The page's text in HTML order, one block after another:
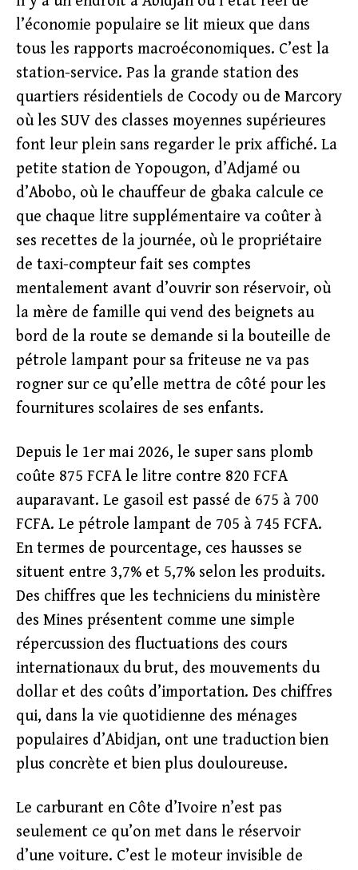
l’économie populaire se lit mieux que dans
tous les rapports macroéconomiques. C’est la
station-service. Pas la grande station des
quartiers résidentiels de Cocody ou de Marcory
où les SUV des classes moyennes supérieures
font leur plein sans regarder le prix affiché. La
petite station de Yopougon, d’Adjamé ou
d’Abobo, où le chauffeur de gbaka calcule ce
que chaque litre supplémentaire va coûter à
ses recettes de la journée, où le propriétaire
de taxi-compteur fait ses comptes
mentalement avant d’ouvrir son réservoir, où
la mère de famille qui vend des beignets au
bord de la route se demande si la bouteille de
pétrole lampant pour sa friteuse ne va pas
rogner sur ce qu’elle mettra de côté pour les
fournitures scolaires de ses enfants.
Depuis le 1er mai 2026, le super sans plomb
coûte 875 FCFA le litre contre 820 FCFA
auparavant. Le gasoil est passé de 675 à 700
FCFA. Le pétrole lampant de 705 à 745 FCFA.
En termes de pourcentage, ces hausses se
situent entre 3,7% et 5,7% selon les produits.
Des chiffres que les techniciens du ministère
des Mines présentent comme une simple
répercussion des fluctuations des cours
internationaux du brut, des mouvements du
dollar et des coûts d’importation. Des chiffres
qui, dans la vie quotidienne des ménages
populaires d’Abidjan, ont une traduction bien
plus concrète et bien plus douloureuse.
Le carburant en Côte d’Ivoire n’est pas
seulement ce qu’on met dans le réservoir
d’une voiture. C’est le moteur invisible de